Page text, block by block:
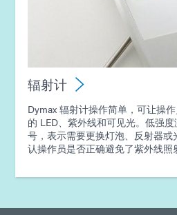
辐射计
Dymax 辐射计操作简单，可让操
的 LED、紫外线和可见光。低强
号，表示需要更换灯泡、反射器
认操作员是否正确避免了紫外线照